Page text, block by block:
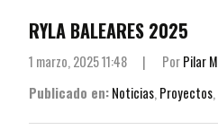
RYLA BALEARES 2025
1 marzo, 2025 11:48 | PorPilar
Publicado en:Noticias, Proyectos,